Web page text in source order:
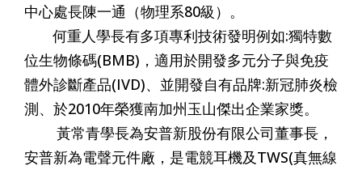
中心處長陳一通（物理系80級）。
何重人學長有多項專利技術發明例如:獨特數
位生物條碼(BMB)，適用於開發多元分子與免疫
體外診斷產品(IVD)、並開發自有品牌:新冠肺炎檢
測、於2010年榮獲南加州玉山傑出企業家獎。
黃常青學長為安普新股份有限公司董事長，
安普新為電聲元件廠，是電競耳機及TWS(真無線